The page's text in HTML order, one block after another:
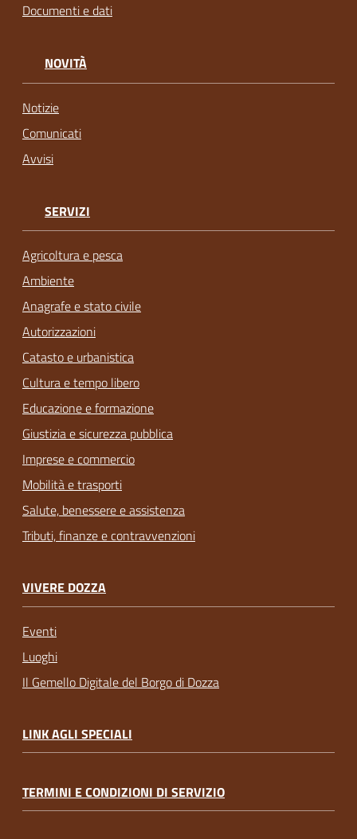
Documenti e dati
NOVITÀ
Notizie
Comunicati
Avvisi
SERVIZI
Agricoltura e pesca
Ambiente
Anagrafe e stato civile
Autorizzazioni
Catasto e urbanistica
Cultura e tempo libero
Educazione e formazione
Giustizia e sicurezza pubblica
Imprese e commercio
Mobilità e trasporti
Salute, benessere e assistenza
Tributi, finanze e contravvenzioni
VIVERE DOZZA
Eventi
Luoghi
Il Gemello Digitale del Borgo di Dozza
LINK AGLI SPECIALI
TERMINI E CONDIZIONI DI SERVIZIO